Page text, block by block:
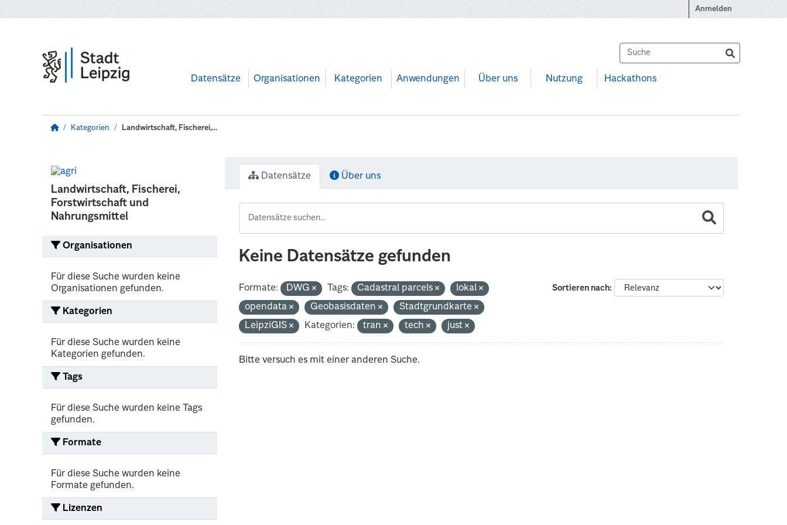
Anmelden
Datensätze Organisationen Kategorien Anwendungen Über uns Nutzung Hackathons
Kategorien Landwirtschaft, Fischerei,...
Landwirtschaft, Fischerei,
Forstwirtschaft und
Nahrungsmittel
Organisationen
Für diese Suche wurden keine
Organisationen gefunden.
Kategorien
Für diese Suche wurden keine
Kategorien gefunden.
Tags
Für diese Suche wurden keine Tags
gefunden.
Formate
Für diese Suche wurden keine
Formate gefunden.
Lizenzen
Datensätze Über uns
Keine Datensätze gefunden
Sortieren nach
Formate: DWG Tags: Cadastral parcels
lokal
opendata
Geobasisdaten
Stadtgrundkarte
LeipziGIS
Kategorien: tran tech just
Bitte versuch es mit einer anderen Suche.